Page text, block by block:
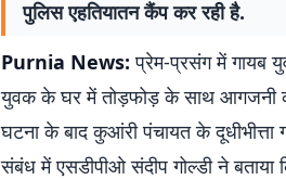
पुलिस एहतियातन कैंप कर रही है.
Purnia News:प्रेम-प्रसंग में गायब
युवक के घर में तोड़फोड़ के साथ आगजनी
घटना के बाद कुआंरी पंचायत के
संबंध में एसडीपीओ संदीप गोल्डी ने